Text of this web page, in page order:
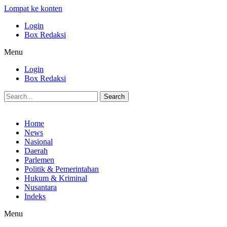
Lompat ke konten
Login
Box Redaksi
Menu
Login
Box Redaksi
Search
Home
News
Nasional
Daerah
Parlemen
Politik & Pemerintahan
Hukum & Kriminal
Nusantara
Indeks
Menu